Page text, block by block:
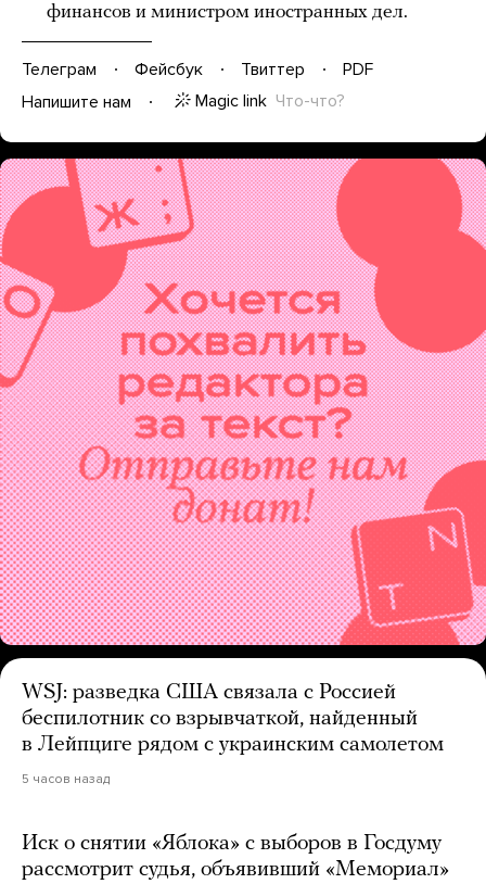
финансов и министром иностранных дел.
Телеграм Фейсбук Твиттер
PDF
Напишите нам
Magic link Что-что?
WSJ: разведка США связала с Россией
беспилотник со взрывчаткой, найденный
в Лейпциге рядом с украинским самолетом
5 часов назад
Иск о снятии «Яблока» с выборов в Госдуму
рассмотрит судья, объявивший «Мемориал»